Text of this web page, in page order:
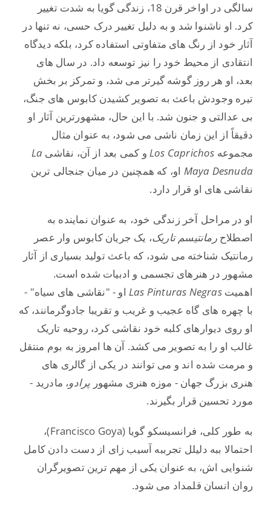
سالگی در اواخر قرن 18، زندگی گویا به شدت تغییر
کرد. او ناشنوا شد و به دلیل تغییر درک حسی، نه تنها در
آثار خود از رنگ های متفاوتی استفاده کرد، بلکه دیدگاه
انتقادی از محیط خود را نیز توسعه داد. در سال های
بعد، او هر روز گوشه گیرتر می شد، و تمرکز بر بخش
تیره وجودش باعث به تصویر کشیدن کابوس های جنگ،
بی عدالتی و جنون شد. با این حال، مشهورترین آثار او
دقیقاً از این زمان ناشی می شود، به عنوان مثال
مجموعه
Los Caprichos و کمی بعد از آن، نقاشی La
Maya Desnuda او، که همچنین در میان جنجالی ترین
نقاشی های او قرار دارد.
او در مراحل آخر زندگی خود، به عنوان نماینده به
اصطلاحرمانتیسم تاریک، یک جریان کابوس وار عصر
رمانتیک شناخته می شود، که باعث تولید بسیاری از آثار
مشهور در هنرهای تجسمی و ادبیات شده است.
اهمیتLas Pinturas Negras او - "نقاشی های سیاه" -
با چهره های گاه عجیب و غریب و تقریبا جادوگرمانند، که
او روی دیوارهای کلبه خود نقاشی کرد، روحیه تاریک
غالب او را به تصویر می کشد. آن ها امروز به بوم منتقل
و مرمت شده اند و می توانند در یکی از گالری های
هنری بزرگ جهان - موزه هنری مشهور پرادو، مادرید -
مورد تحسین قرار بگیرند.
به طور کلی، فرانسیسکو گویا (Francisco Goya)،
احتمالا ببه دلیلل تجرببه آسیب زای از دست دادن کامل
شنوایی اش، به عنوان یکی از مهم ترین تصویرگران
روان انسان قلمداد می شود.